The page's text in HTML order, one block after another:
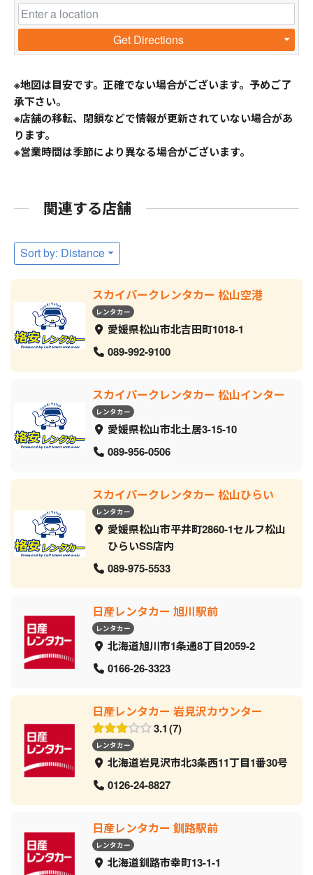
Get Directions
※地図は目安です。正確でない場合がございます。予めご了
承下さい。
※店舗の移転、閉鎖などで情報が更新されていない場合があ
ります。
※営業時間は季節により異なる場合がございます。
関連する店舗
Sort by: Distance
スカイパークレンタカー 松山空港
レンタカー
愛媛県松山市北吉田町1018-1
089-992-9100
スカイパークレンタカー 松山インター
レンタカー
愛媛県松山市北土居3-15-10
089-956-0506
スカイパークレンタカー 松山ひらい
レンタカー
愛媛県松山市平井町2860-1セルフ松山
ひらいSS店内
089-975-5533
日産レンタカー 旭川駅前
レンタカー
北海道旭川市1条通8丁目2059‐2
0166-26-3323
日産レンタカー 岩見沢カウンター
3.1 7
レンタカー
北海道岩見沢市北3条西11丁目1番30号
0126-24-8827
日産レンタカー 釧路駅前
レンタカー
北海道釧路市幸町13-1-1